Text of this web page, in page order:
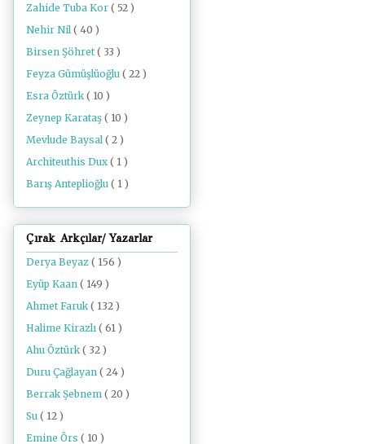
Zahide Tuba Kor ( 52 )
Nehir Nil ( 40 )
Birsen Şöhret ( 33 )
Feyza Gümüşlüoğlu ( 22 )
Esra Öztürk ( 10 )
Zeynep Karataş ( 10 )
Mevlude Baysal ( 2 )
Architeuthis Dux ( 1 )
Barış Anteplioğlu ( 1 )
Çırak Arkçılar/ Yazarlar
Derya Beyaz ( 156 )
Eyüp Kaan ( 149 )
Ahmet Faruk ( 132 )
Halime Kirazlı ( 61 )
Ahu Öztürk ( 32 )
Duru Çağlayan ( 24 )
Berrak Şebnem ( 20 )
Su ( 12 )
Emine Örs ( 10 )